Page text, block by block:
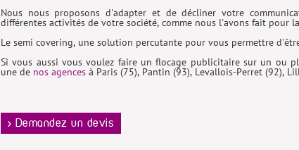
Nous nous proposons d'adapter et de décliner votre
différentes activités de votre société, comme nous l'avons fait pour
Le semi covering, une solution percutante pour vous permettre
Si vous aussi vous voulez faire un flocage publicitaire sur un ou
une de nos agencesà Paris (75), Pantin (93), Levallois-Perret (92),
> Demandez un devis